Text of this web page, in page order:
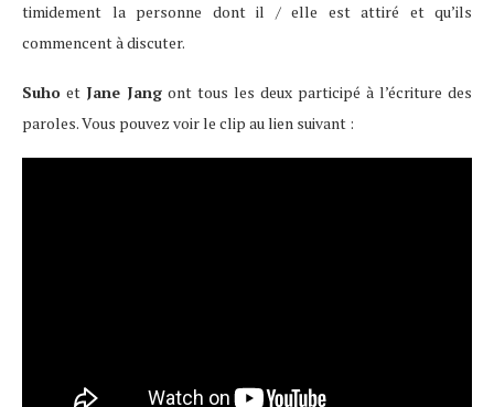
timidement la personne dont il / elle est attiré et qu’ils
commencent à discuter.
Suho et Jane Jang ont tous les deux participé à l’écriture des
paroles. Vous pouvez voir le clip au lien suivant :